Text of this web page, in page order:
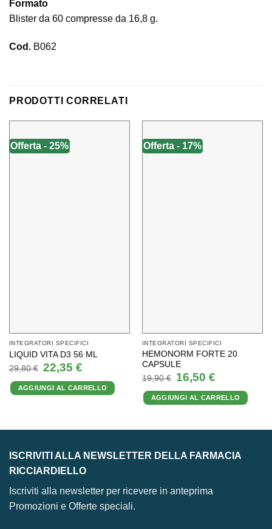
Formato
Blister da 60 compresse da 16,8 g.
Cod. B062
PRODOTTI CORRELATI
Offerta - 25%
INTEGRATORI SPECIFICI
LIQUID VITA D3 56 ML
29,80€
Il
prezzo
originale
era:
29,80 €.
22,35 €Il
prezzo
attuale
è:
22,35 €.
AGGIUNGI AL CARRELLO
Offerta - 17%
INTEGRATORI SPECIFICI
HEMONORM FORTE 20
CAPSULE
19,90€
Il
prezzo
originale
era:
19,90 €.
16,50 €Il
prezzo
attuale
è:
16,50 €.
AGGIUNGI AL CARRELLO
ISCRIVITI ALLA NEWSLETTER DELLA FARMACIA
RICCIARDIELLO
Iscriviti alla newsletter per ricevere in anteprima
Promozioni e Offerte speciali.